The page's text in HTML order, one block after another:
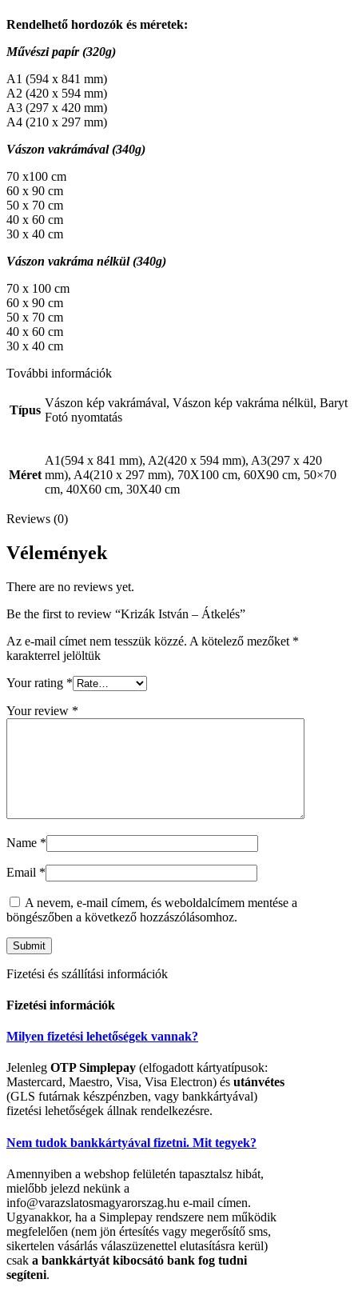
Rendelhető hordozók és méretek:
Művészi papír (320g)
A1 (594 x 841 mm)
A2 (420 x 594 mm)
A3 (297 x 420 mm)
A4 (210 x 297 mm)
Vászon vakrámával (340g)
70 x100 cm
60 x 90 cm
50 x 70 cm
40 x 60 cm
30 x 40 cm
Vászon vakráma nélkül (340g)
70 x 100 cm
60 x 90 cm
50 x 70 cm
40 x 60 cm
30 x 40 cm
További információk
Típus
Vászon kép vakrámával, Vászon kép vakráma nélkül, Baryt
Fotó nyomtatás
Méret
A1(594 x 841 mm), A2(420 x 594 mm), A3(297 x 420
mm), A4(210 x 297 mm), 70X100 cm, 60X90 cm, 50×70
cm, 40X60 cm, 30X40 cm
Reviews (0)
Vélemények
There are no reviews yet.
Be the first to review “Krizák István – Átkelés”
Az e-mail címet nem tesszük közzé. A kötelező mezőket *
karakterrel jelöltük
Your rating *
Your review *
Name *
Email *
A nevem, e-mail címem, és weboldalcímem mentése a
böngészőben a következő hozzászólásomhoz.
Fizetési és szállítási információk
Fizetési információk
Milyen fizetési lehetőségek vannak?
Jelenleg OTP Simplepay (elfogadott kártyatípusok:
Mastercard, Maestro, Visa, Visa Electron) és utánvétes
(GLS futárnak készpénzben, vagy bankkártyával)
fizetési lehetőségek állnak rendelkezésre.
Nem tudok bankkártyával fizetni. Mit tegyek?
Amennyiben a webshop felületén tapasztalsz hibát,
mielőbb jelezd nekünk a
info@varazslatosmagyarorszag.hu e-mail címen.
Ugyanakkor, ha a Simplepay rendszere nem működik
megfelelően (nem jön értesítés vagy megerősítő sms,
sikertelen vásárlás válaszüzenettel elutasításra kerül)
csak a bankkártyát kibocsátó bank fog tudni
segíteni.